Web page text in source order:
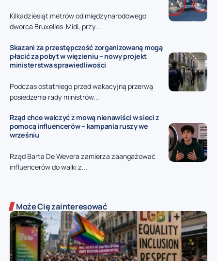
Kilkadziesiąt metrów od międzynarodowego
dworca Bruxelles-Midi, przy...
Skazani za przestępczość zorganizowaną mogą
płacić za pobyt w więzieniu – nowy projekt
ministerstwa sprawiedliwości
Podczas ostatniego przed wakacyjną przerwą
posiedzenia rady ministrów...
Rząd chce walczyć z mową nienawiści w sieci z
pomocą influencerów – kampania ruszy we
wrześniu
Rząd Barta De Wevera zamierza zaangażować
influencerów do walki z...
Może Cię zainteresować